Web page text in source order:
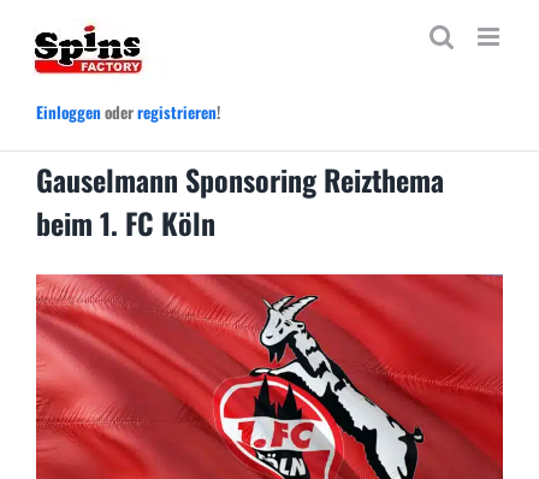
Inhalt
springen
Einloggenoderregistrieren!
Gauselmann Sponsoring Reizthema
beim 1. FC Köln